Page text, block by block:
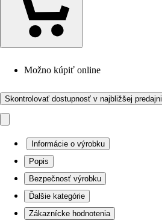
Možno kúpiť online
Skontrolovať dostupnosť v najbližšej predajni
Informácie o výrobku
Popis
Bezpečnosť výrobku
Ďalšie kategórie
Zákaznícke hodnotenia